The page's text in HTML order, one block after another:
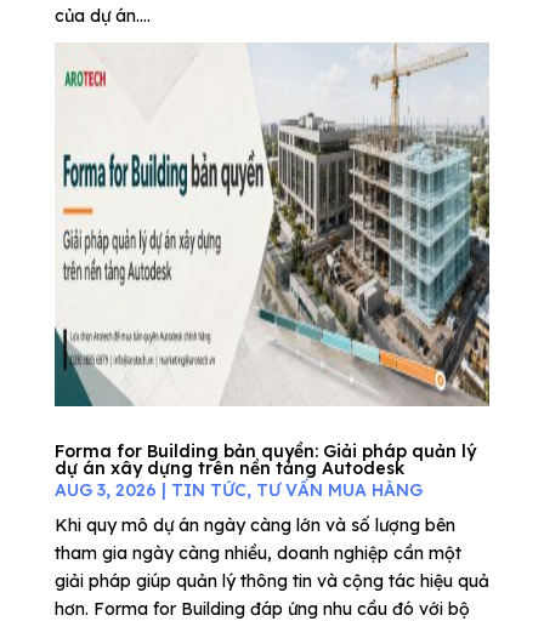
của dự án....
Forma for Building bản quyền: Giải pháp quản lý
dự án xây dựng trên nền tảng Autodesk
AUG 3, 2026 | TIN TỨC, TƯ VẤN MUA HÀNG
Khi quy mô dự án ngày càng lớn và số lượng bên
tham gia ngày càng nhiều, doanh nghiệp cần một
giải pháp giúp quản lý thông tin và cộng tác hiệu quả
hơn. Forma for Building đáp ứng nhu cầu đó với bộ